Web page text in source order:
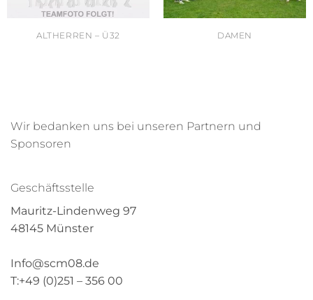
ALTHERREN – Ü32 DAMEN
Wir bedanken uns bei unseren Partnern und
Sponsoren
Geschäftsstelle
Mauritz-Lindenweg 97
48145 Münster
Info@scm08.de
T:+49 (0)251 – 356 00